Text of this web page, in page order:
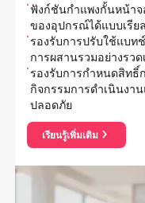
ฟังก์ชันกำแพงกั้นหน้า
ของอุปกรณ์ได้แบบเรีย
รองรับการปรับใช้แบท
การผสานรวมอย่างรว
รองรับการกำหนดสิทธิ์
กิจกรรมการดำเนินงา
ปลอดภัย
เรียนรู้เพิ่มเติมabout การดำเนิ